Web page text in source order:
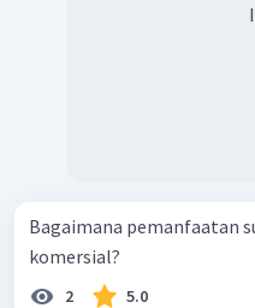
Bagaimana pemanfaatan
komersial?
2 5.0